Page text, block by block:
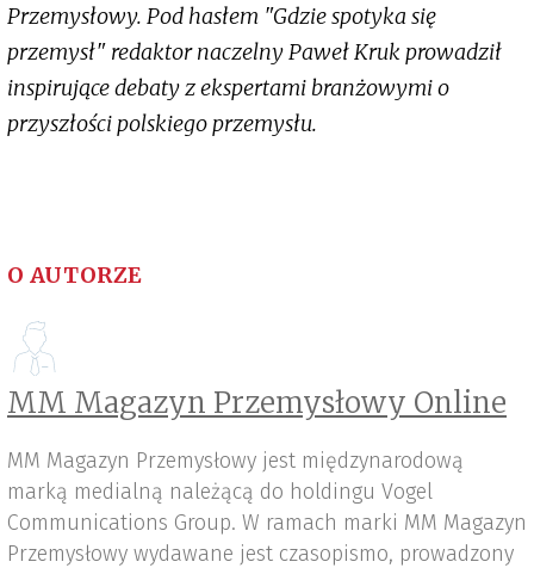
Przemysłowy. Pod hasłem "Gdzie spotyka się
przemysł" redaktor naczelny Paweł Kruk prowadził
inspirujące debaty z ekspertami branżowymi o
przyszłości polskiego przemysłu.
O AUTORZE
MM Magazyn Przemysłowy Online
MM Magazyn Przemysłowy jest międzynarodową
marką medialną należącą do holdingu Vogel
Communications Group. W ramach marki MM Magazyn
Przemysłowy wydawane jest czasopismo, prowadzony